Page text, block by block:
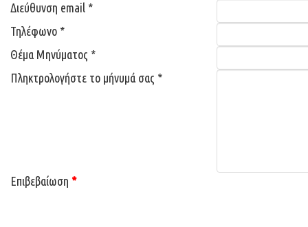
Διεύθυνση email *
Τηλέφωνο *
Θέμα Μηνύματος *
Πληκτρολογήστε το μήνυμά σας *
Επιβεβαίωση *